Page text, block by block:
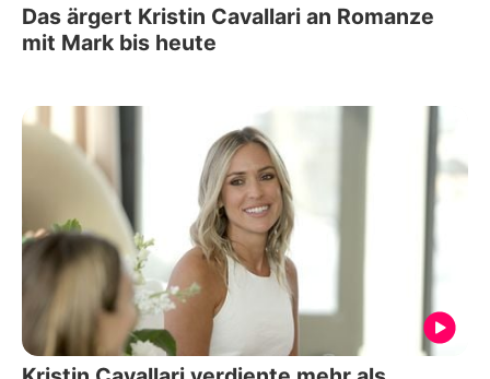
Das ärgert Kristin Cavallari an Romanze
mit Mark bis heute